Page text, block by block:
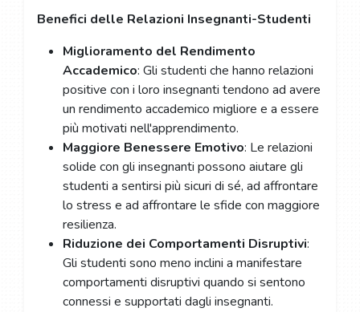
Benefici delle Relazioni Insegnanti-Studenti
Miglioramento del Rendimento
Accademico: Gli studenti che hanno relazioni
positive con i loro insegnanti tendono ad avere
un rendimento accademico migliore e a essere
più motivati nell'apprendimento.
Maggiore Benessere Emotivo: Le relazioni
solide con gli insegnanti possono aiutare gli
studenti a sentirsi più sicuri di sé, ad affrontare
lo stress e ad affrontare le sfide con maggiore
resilienza.
Riduzione dei Comportamenti Disruptivi:
Gli studenti sono meno inclini a manifestare
comportamenti disruptivi quando si sentono
connessi e supportati dagli insegnanti.